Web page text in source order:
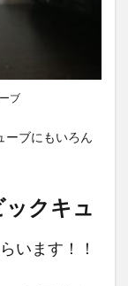
ブ
ーブにもいろん
ックキュ
います！！